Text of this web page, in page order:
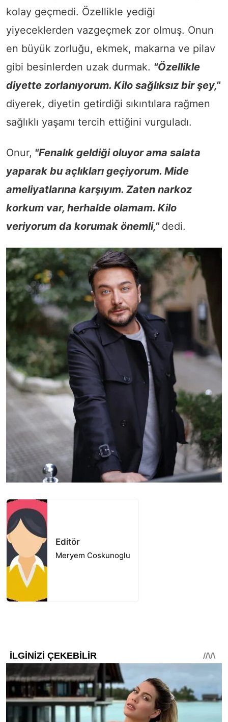
kolay geçmedi. Özellikle yediği
yiyeceklerden vazgeçmek zor olmuş. Onun
en büyük zorluğu, ekmek, makarna ve pilav
gibi besinlerden uzak durmak. "Özellikle
diyette zorlanıyorum. Kilo sağlıksız bir şey,"
diyerek, diyetin getirdiği sıkıntılara rağmen
sağlıklı yaşamı tercih ettiğini vurguladı.
Onur, "Fenalık geldiği oluyor ama salata
yaparak bu açlıkları geçiyorum. Mide
ameliyatlarına karşıyım. Zaten narkoz
korkum var, herhalde olamam. Kilo
veriyorum da korumak önemli," dedi.
Editör
Meryem Coskunoglu